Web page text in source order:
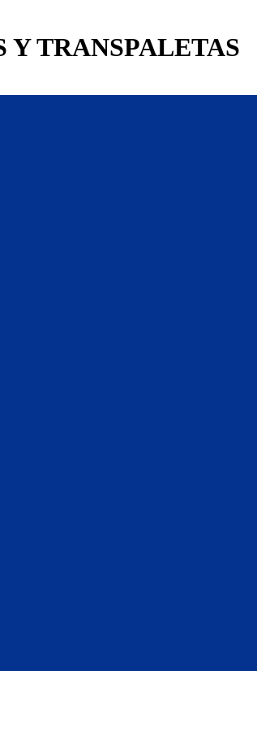
TRANSPALETAS